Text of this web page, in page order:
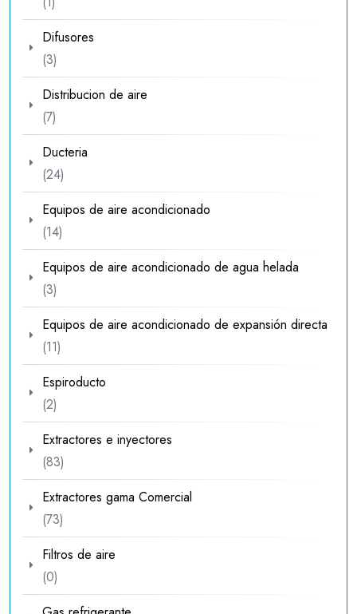
producto
Difusores
33
productos
Distribucion de aire
77
productos
Ducteria
2424
productos
Equipos de aire acondicionado
1414
productos
Equipos de aire acondicionado de agua helada
33
productos
Equipos de aire acondicionado de expansión directa
1111
productos
Espiroducto
22
productos
Extractores e inyectores
8383
productos
Extractores gama Comercial
7373
productos
Filtros de aire
00
productos